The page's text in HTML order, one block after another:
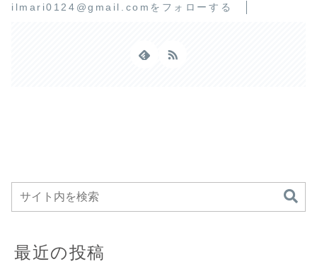
ilmari0124@gmail.comをフォローする
最近の投稿